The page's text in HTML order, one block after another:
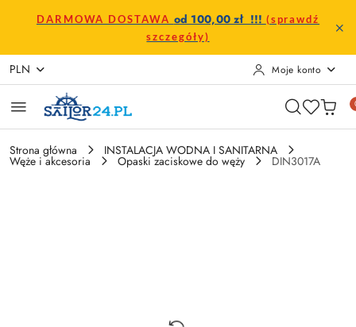
Przejdź do treści głównej
Przejdź do wyszukiwarki
Przejdź do moje konto
Przejdź do menu głównego
Przejdź do opisu produktu
Przejdź do stopki
DARMOWA DOSTAWA od 100,00 zł !!! (sprawdź
szczegóły)
PLN Moje konto
Strona główna INSTALACJA WODNA I SANITARNA
Węże i akcesoria Opaski zaciskowe do węży DIN3017A